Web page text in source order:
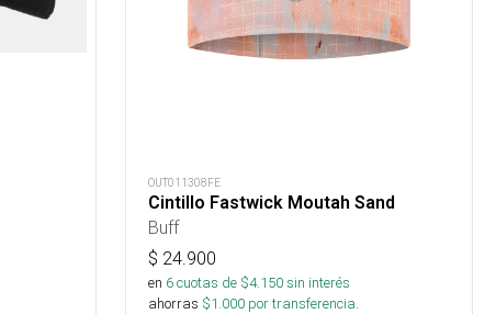
OUT011308FE
Cintillo Fastwick Moutah Sand
Buff
$ 24.900
en 6cuotas de $4.150sin interés
ahorras $1.000 por transferencia.